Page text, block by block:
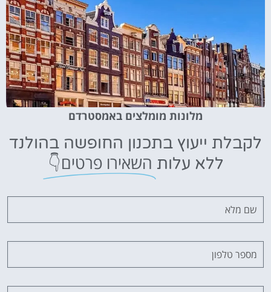
מלונות מומלצים באמסטרדם
לקבלת ייעוץ בתכנון החופשה בהולנד
ללא עלות השאירו פרטים👇